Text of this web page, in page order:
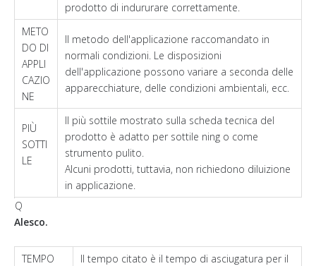
prodotto di indururare correttamente.
METO
DO DI
APPLI
CAZIO
NE
Il metodo dell'applicazione raccomandato in
normali condizioni. Le disposizioni
dell'applicazione possono variare a seconda delle
apparecchiature, delle condizioni ambientali, ecc.
PIÙ
SOTTI
LE
Il più sottile mostrato sulla scheda tecnica del
prodotto è adatto per sottile ning o come
strumento pulito.
Alcuni prodotti, tuttavia, non richiedono diluizione
in applicazione.
Q
Alesco.
TEMPO
Il tempo citato è il tempo di asciugatura per il